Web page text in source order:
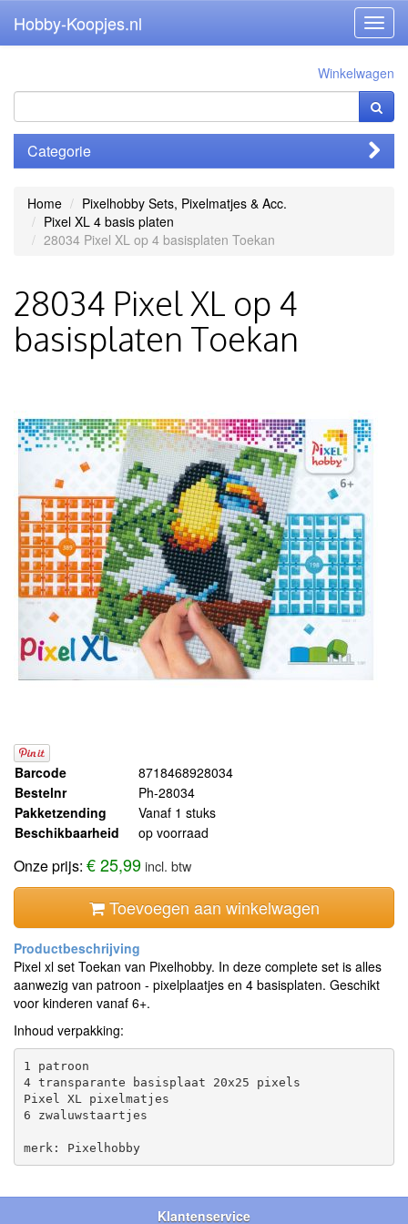
Hobby-Koopjes.nl
Winkelwagen
Categorie
Home
Pixelhobby Sets, Pixelmatjes & Acc.
Pixel XL 4 basis platen
28034 Pixel XL op 4 basisplaten Toekan
28034 Pixel XL op 4
basisplaten Toekan
Barcode
8718468928034
Bestelnr
Ph-28034
Pakketzending
Vanaf 1 stuks
Beschikbaarheid
op voorraad
Onze prijs: € 25,99incl. btw
Toevoegen aan winkelwagen
Pixel xl set Toekan van Pixelhobby. In deze complete set is alles
aanwezig van patroon - pixelplaatjes en 4 basisplaten. Geschikt
voor kinderen vanaf 6+.
Inhoud verpakking:
1 patroon
4 transparante basisplaat 20x25 pixels
Pixel XL pixelmatjes
6 zwaluwstaartjes
merk: Pixelhobby
Klantenservice